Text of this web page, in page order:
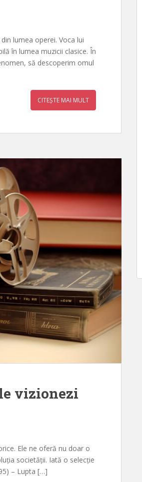
lumea operei. Voca lui
în lumea muzicii clasice. În
să descoperim omul
CITEȘTE MAI MULT
vizionezi
Ele ne oferă nu doar o
societății. Iată o selecție
– Lupta […]